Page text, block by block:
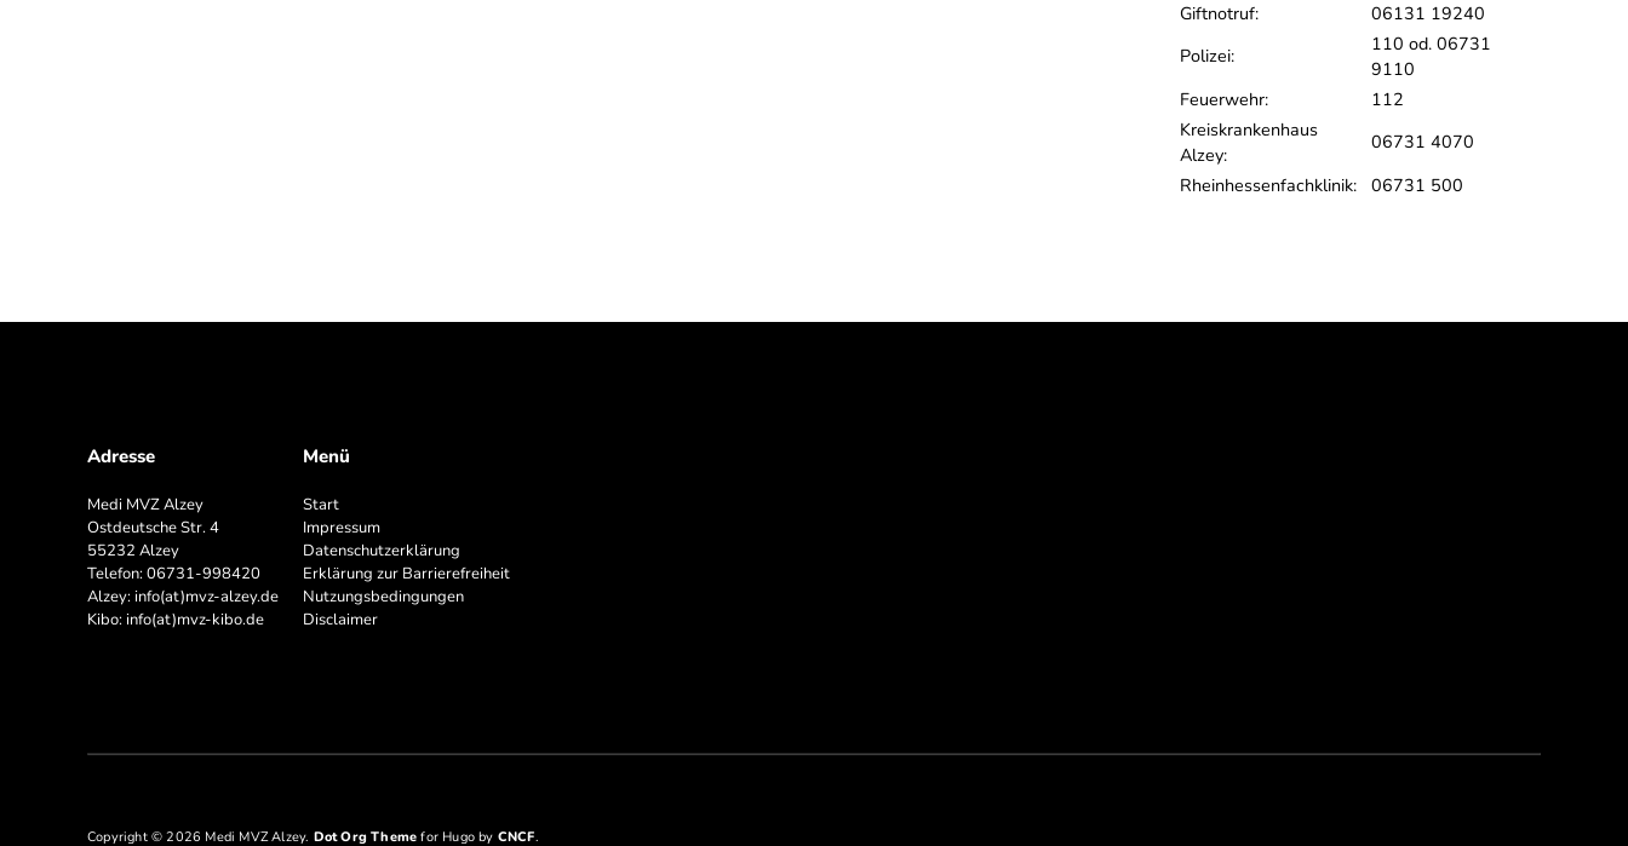
Giftnotruf:
06131 19240
Polizei:
110 od. 06731
9110
Feuerwehr:
112
Kreiskrankenhaus
Alzey:
06731 4070
Rheinhessenfachklinik: 06731 500
Adresse
Medi MVZ Alzey
Ostdeutsche Str. 4
55232 Alzey
Telefon:06731-998420
Alzey: info(at)mvz-alzey.de
Kibo: info(at)mvz-kibo.de
Menü
Start
Impressum
Datenschutzerklärung
Erklärung zur Barrierefreiheit
Nutzungsbedingungen
Disclaimer
Copyright © 2026 Medi MVZ Alzey. Dot Org Theme for Hugo by CNCF.